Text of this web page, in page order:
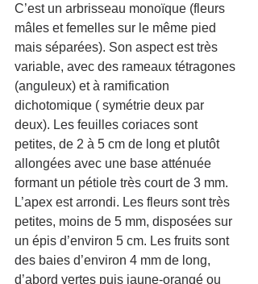
C’est un arbrisseau monoïque (fleurs
mâles et femelles sur le même pied
mais séparées). Son aspect est très
variable, avec des rameaux tétragones
(anguleux) et à ramification
dichotomique ( symétrie deux par
deux). Les feuilles coriaces sont
petites, de 2 à 5 cm de long et plutôt
allongées avec une base atténuée
formant un pétiole très court de 3 mm.
L’apex est arrondi. Les fleurs sont très
petites, moins de 5 mm, disposées sur
un épis d’environ 5 cm. Les fruits sont
des baies d’environ 4 mm de long,
d’abord vertes puis jaune-orangé ou